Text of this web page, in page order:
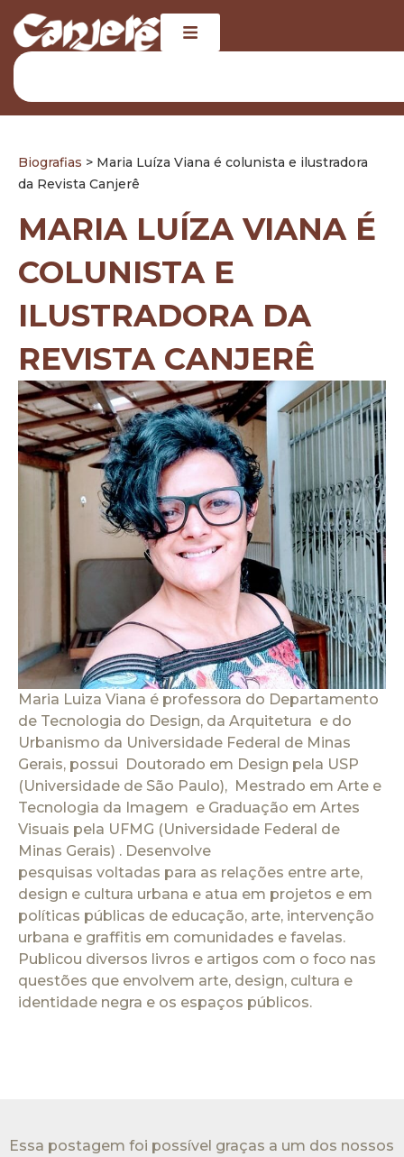
Biografias > Maria Luíza Viana é colunista e ilustradora
da Revista Canjerê
MARIA LUÍZA VIANA É
COLUNISTA E
ILUSTRADORA DA
REVISTA CANJERÊ
Maria Luiza Viana é professora do Departamento
de Tecnologia do Design, da Arquitetura e do
Urbanismo da Universidade Federal de Minas
Gerais, possui Doutorado em Design pela USP
(Universidade de São Paulo), Mestrado em Arte e
Tecnologia da Imagem e Graduação em Artes
Visuais pela UFMG (Universidade Federal de
Minas Gerais) . Desenvolve
pesquisas voltadas para as relações entre arte,
design e cultura urbana e atua em projetos e em
políticas públicas de educação, arte, intervenção
urbana e graffitis em comunidades e favelas.
Publicou diversos livros e artigos com o foco nas
questões que envolvem arte, design, cultura e
identidade negra e os espaços públicos.
Essa postagem foi possível graças a um dos nossos